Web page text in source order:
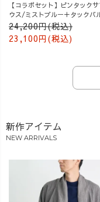
【コラボセット】ピンタック
ウス/ミストブルー＋タックバ
ンツ/グレージュ
24,200円(税込)
23,100円(税込)
新作アイテム
NEW ARRIVALS